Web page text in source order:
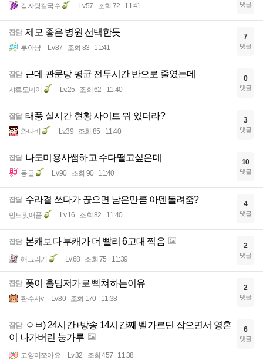
감자탕칼국수 Lv.57 조회 72 11:41 댓글
잡담 제모 좋은 병원 선택한듯
루아냥 Lv.87 조회 83 11:41
7
댓글
잡담 근데 관문당 평균 전투시간 반으로 줄였는데
샤르도네이 Lv.25 조회 62 11:40
0
댓글
잡담 태풍 실시간 현황 사이트 뭐 있더라?
와나비 Lv.39 조회 85 11:40
3
댓글
잡담 나도미용사쌤하고 수다떨고싶은데
몽글 Lv.90 조회 90 11:40
10
댓글
잡담 수라결 쓰다가 끊으면 남은만큼 아덴돌려줌?
민트맛애플 Lv.16 조회 82 11:40
4
댓글
잡담 본캐보다 부캐가 더 빨리 6고대 찍음
해그리기 Lv.68 조회 75 11:39
2
댓글
잡담 폿이 홀딩저가로 빡쳐하는이유
환수사v Lv.80 조회 170 11:38
2
댓글
잡담
ㅇㅂ) 24시간+방송 14시간째 벨가르딘 잡으면서 영혼
이 나가버린 눙가루
고양이쪼아요 Lv.32 조회 457 11:38
6
댓글